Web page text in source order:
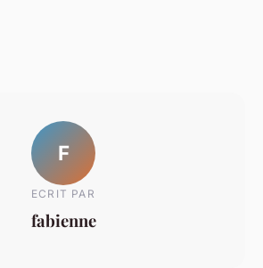
F
ECRIT PAR
fabienne